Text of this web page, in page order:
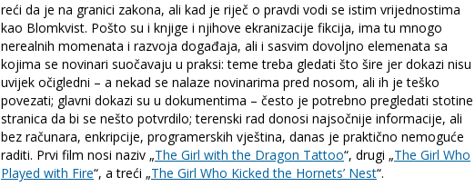
reći da je na granici zakona, ali kad je riječ o pravdi vodi se istim vrijednostima
kao Blomkvist. Pošto su i knjige i njihove ekranizacije fikcija, ima tu mnogo
nerealnih momenata i razvoja događaja, ali i sasvim dovoljno elemenata sa
kojima se novinari suočavaju u praksi: teme treba gledati što šire jer dokazi nisu
uvijek očigledni – a nekad se nalaze novinarima pred nosom, ali ih je teško
povezati; glavni dokazi su u dokumentima – često je potrebno pregledati stotine
stranica da bi se nešto potvrdilo; terenski rad donosi najsočnije informacije, ali
bez računara, enkripcije, programerskih vještina, danas je praktično nemoguće
raditi. Prvi film nosi naziv „The Girl with the Dragon Tattoo“, drugi „The Girl Who
Played with Fire“, a treći „The Girl Who Kicked the Hornets’ Nest“.